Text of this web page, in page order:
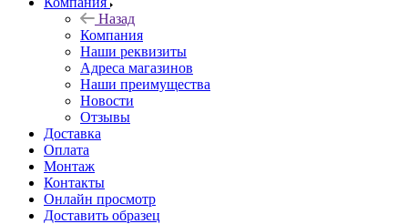
Назад
Компания
Наши реквизиты
Адреса магазинов
Наши преимущества
Новости
Отзывы
Доставка
Оплата
Монтаж
Контакты
Онлайн просмотр
Доставить образец